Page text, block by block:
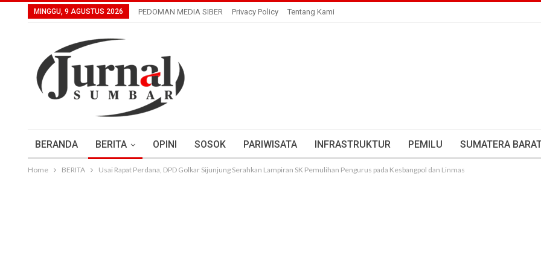
MINGGU, 9 AGUSTUS 2026 PEDOMAN MEDIA SIBER Privacy Policy Tentang Kami
BERANDA BERITA OPINI SOSOK PARIWISATA INFRASTRUKTUR PEMILU SUMATERA
Home BERITA Usai Rapat Perdana, DPD Golkar Sijunjung Serahkan Lampiran SK Pemulihan Pengurus pada Kesbangpol dan Linmas